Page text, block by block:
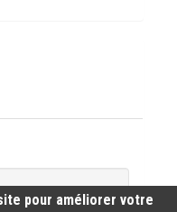
été trouvé
pour améliorer votre